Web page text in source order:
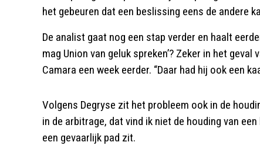
het gebeuren dat een beslissing eens de andere
De analist gaat nog een stap verder en haalt
mag Union van geluk spreken’? Zeker in het
Camara een week eerder. “Daar had hij ook een
Volgens Degryse zit het probleem ook in de
in de arbitrage, dat vind ik niet de houding van
een gevaarlijk pad zit.